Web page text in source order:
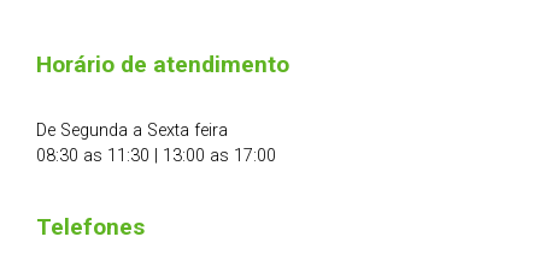
Horário de atendimento
De Segunda a Sexta feira
08:30 as 11:30 | 13:00 as 17:00
Telefones